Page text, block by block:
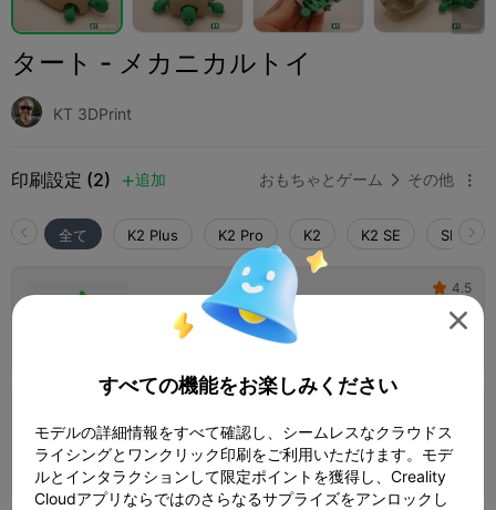
タート - メカニカルトイ
KT 3DPrint
印刷設定 (2) 追加 おもちゃとゲーム  その他 
全て K2 Plus K2 Pro K2 K2 SE
0.2mmレイヤー、3ウォール、15%インフィ
 02h 07m 1 プレート
 4.5
0.2mmレイヤー、2ウォール、15%インフィ
ル
 01h 48m  1 プレート  23.74g

すべての機能をお楽しみください
モデルの詳細情報をすべて確認し、シームレスなクラウドス
ライシングとワンクリック印刷をご利用いただけます。モデ
ルとインタラクションして限定ポイントを獲得し、Creality
Cloudアプリならではのさらなるサプライズをアンロックし